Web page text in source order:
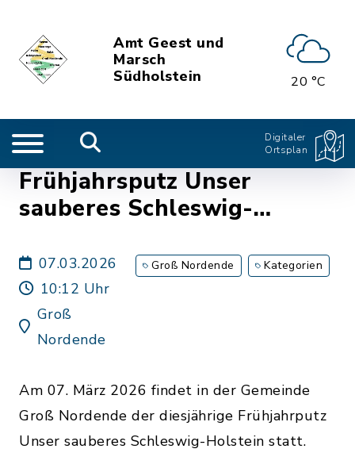
Amt Geest und
Marsch
Südholstein
20 °C
Digitaler
Ortsplan
Frühjahrsputz Unser
sauberes Schleswig-
Groß Nordende
07.03.2026
10:12 Uhr
Groß
Nordende
Groß Nordende Kategorien
Am 07. März 2026 findet in der Gemeinde
Groß Nordende der diesjährige Frühjahrputz
Unser sauberes Schleswig-Holstein statt.